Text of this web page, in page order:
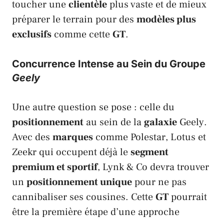
toucher uneclientèleplus vaste et de mieux
préparer le terrain pour des modèles plus
exclusifs comme cetteGT.
Concurrence Intense au Sein du Groupe
Geely
Une autre question se pose : celle du
positionnement au sein de lagalaxie Geely.
Avec des marques comme Polestar, Lotus et
Zeekr qui occupent déjà lesegment
premium et sportif, Lynk & Co devra trouver
un positionnement uniquepour ne pas
cannibaliser ses cousines. CetteGTpourrait
être la première étape d’une approche